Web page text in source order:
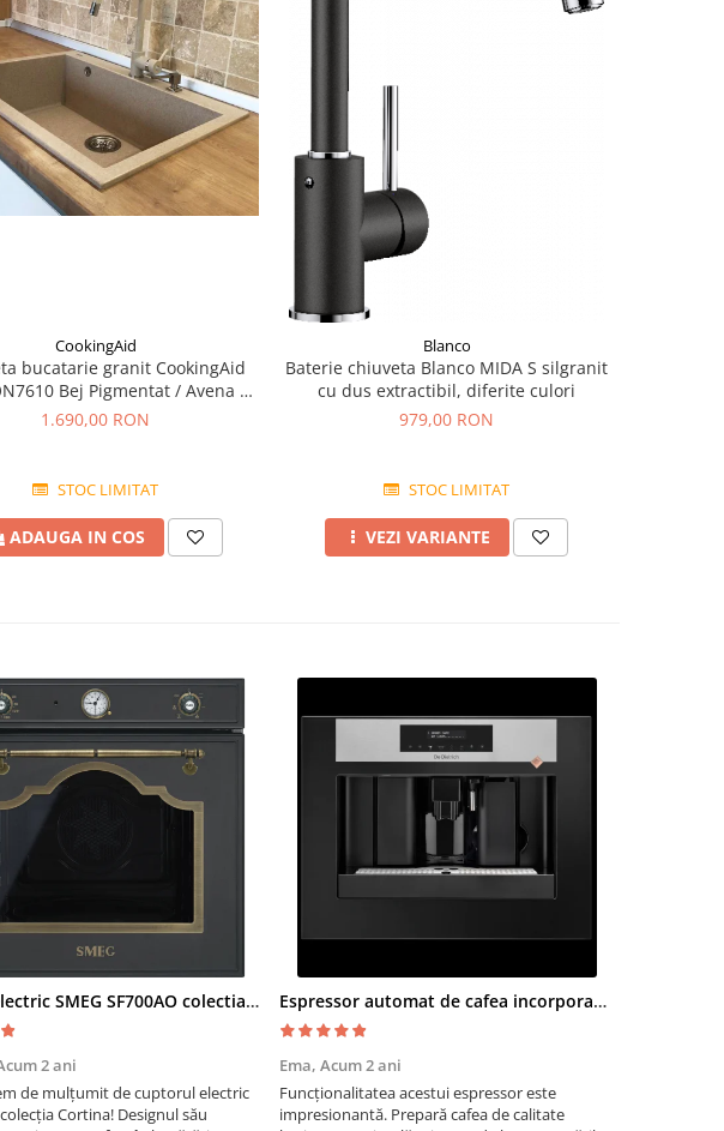
CookingAid
bucatarie granit CookingAid
Bej Pigmentat / Avena +
accesorii montaj
1.690,00 RON
STOC LIMITAT
ADAUGA IN COS
Blanco
Baterie chiuveta Blanco MIDA S silgranit
cu dus extractibil, diferite culori
979,00 RON
STOC LIMITAT
VEZI VARIANTE
Cuptor electric SMEG SF700AO colectia Cortina
2 ani
de mulțumit de cuptorul electric
Cortina! Designul său
Espressor automat de cafea incorporabil De Dietrich Platinum
Ema, Acum 2 ani
Funcționalitatea acestui espressor este
impresionantă. Prepară cafea de calitate